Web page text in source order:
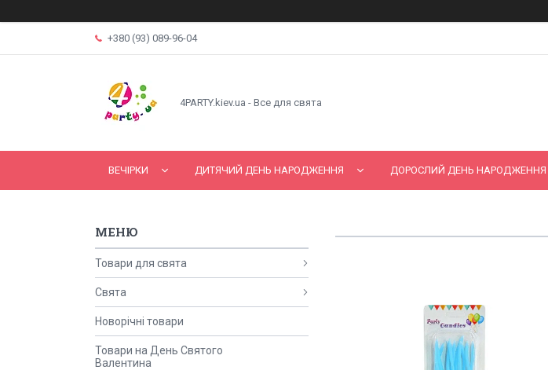
+380 (93) 089-96-04
4PARTY.kiev.ua - Все для свята
ВЕЧІРКИ ДИТЯЧИЙ ДЕНЬ НАРОДЖЕННЯ ДОРОСЛИЙ ДЕНЬ НАРОДЖЕННЯ
Товари для свята
Свята
Новорічні товари
Товари на День Святого
Валентина